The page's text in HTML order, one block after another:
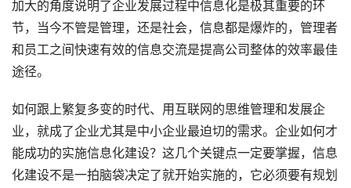
加大的角度说明了企业发展过程中信息化是极其重要的环
节，当今不管是管理，还是社会，信息都是爆炸的，管理者
和员工之间快速有效的信息交流是提高公司整体的效率最佳
途径。
如何跟上繁复多变的时代、用互联网的思维管理和发展企
业，就成了企业尤其是中小企业最迫切的需求。企业如何才
能成功的实施信息化建设？这几个关键点一定要掌握，信息
化建设不是一拍脑袋决定了就开始实施的，它必须要有规划